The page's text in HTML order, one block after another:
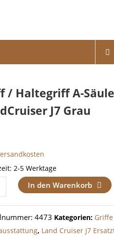
/ Haltegriff A-Säule
J7 Grau
2-5 Werktage
In den Warenkorb
4473 Kategorien:
, Land Cruiser J7